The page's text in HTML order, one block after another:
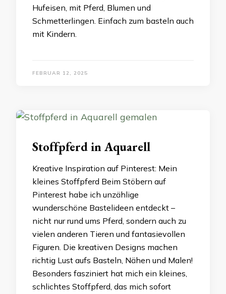
Hufeisen, mit Pferd, Blumen und
Schmetterlingen. Einfach zum basteln auch
mit Kindern.
FEBRUAR 12, 2025
Stoffpferd in Aquarell
Kreative Inspiration auf Pinterest: Mein
kleines Stoffpferd Beim Stöbern auf
Pinterest habe ich unzählige
wunderschöne Bastelideen entdeckt –
nicht nur rund ums Pferd, sondern auch zu
vielen anderen Tieren und fantasievollen
Figuren. Die kreativen Designs machen
richtig Lust aufs Basteln, Nähen und Malen!
Besonders fasziniert hat mich ein kleines,
schlichtes Stoffpferd, das mich sofort